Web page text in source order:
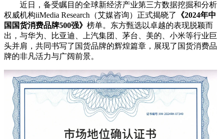
近日，备受瞩目的全球新经济产业第三方数据挖掘和分析
权威机构iiMedia Research（艾媒咨询）正式揭晓了
《2024年中
国国货消费品牌500强》 榜单。东方甄选以卓越的表现脱颖而
出，与华为、比亚迪、上汽集团、茅台、美的、小米等行业巨
头并肩，共同书写了国货品牌的辉煌篇章，展现了国货消费品
牌的非凡活力与广阔前景。